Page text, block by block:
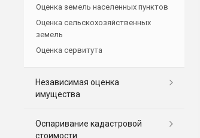
Оценка земель населенных пунктов
Оценка сельскохозяйственных
земель
Оценка сервитута
Независимая оценка
имущества
Оспаривание кадастровой
стоимости